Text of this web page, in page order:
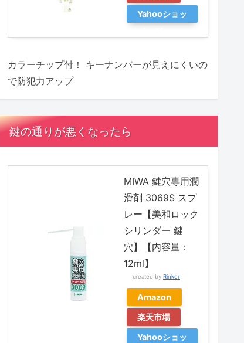
Yahooショッ
カラーチップ付！ キーナンバーが見えにくいの
で防犯力アップ
鍵の通りが悪くなったら
MIWA 鍵穴専用潤
滑剤 3069S スプ
レー【美和ロック
シリンダー 鍵
穴】【内容量：
12ml】
created by Rinker
Amazon
楽天市場
Yahooショッ